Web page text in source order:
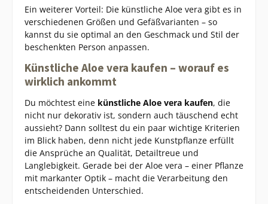
Ein weiterer Vorteil: Die künstliche Aloe vera gibt es in
verschiedenen Größen und Gefäßvarianten – so
kannst du sie optimal an den Geschmack und Stil der
beschenkten Person anpassen.
Künstliche Aloe vera kaufen – worauf es
wirklich ankommt
Du möchtest eine künstliche Aloe vera kaufen, die
nicht nur dekorativ ist, sondern auch täuschend echt
aussieht? Dann solltest du ein paar wichtige Kriterien
im Blick haben, denn nicht jede Kunstpflanze erfüllt
die Ansprüche an Qualität, Detailtreue und
Langlebigkeit. Gerade bei der Aloe vera – einer Pflanze
mit markanter Optik – macht die Verarbeitung den
entscheidenden Unterschied.